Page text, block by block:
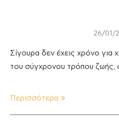
26/01/
Σίγουρα δεν έχεις χρόνο για
του σύγχρονου τρόπου ζωής,
Περισσότερα